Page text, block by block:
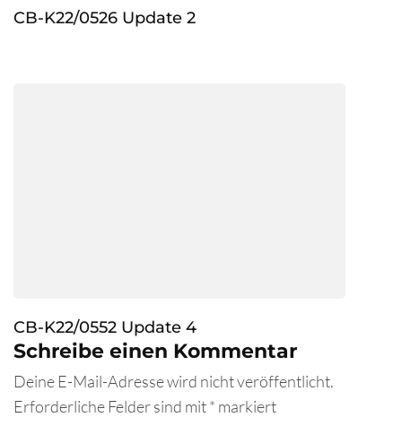
CB-K22/0526 Update 2
CB-K22/0552 Update 4
Schreibe einen Kommentar
Deine E-Mail-Adresse wird nicht veröffentlicht.
Erforderliche Felder sind mit* markiert